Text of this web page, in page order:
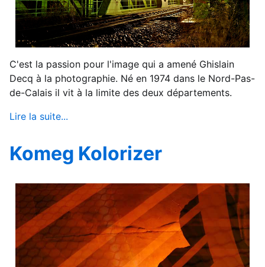
C'est la passion pour l'image qui a amené Ghislain
Decq à la photographie. Né en 1974 dans le Nord-Pas-
de-Calais il vit à la limite des deux départements.
Lire la suite...
Komeg Kolorizer